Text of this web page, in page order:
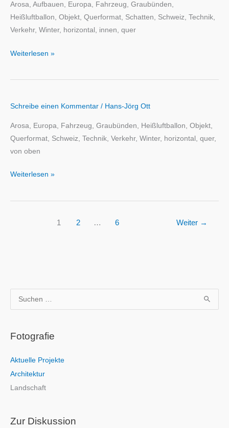
Arosa, Aufbauen, Europa, Fahrzeug, Graubünden,
Heißluftballon, Objekt, Querformat, Schatten, Schweiz, Technik,
Verkehr, Winter, horizontal, innen, quer
Weiterlesen »
Schreibe einen Kommentar / Hans-Jörg Ott
Arosa, Europa, Fahrzeug, Graubünden, Heißluftballon, Objekt,
Querformat, Schweiz, Technik, Verkehr, Winter, horizontal, quer,
von oben
Weiterlesen »
1 2 … 6 Weiter →
u
h
n
n
a
h
Fotografie
Aktuelle Projekte
Architektur
Landschaft
Zur Diskussion